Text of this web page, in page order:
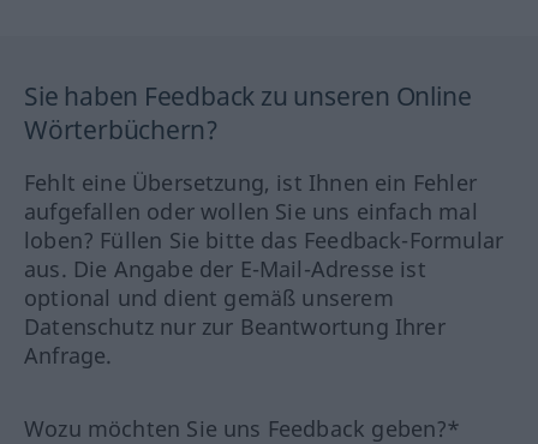
Sie haben Feedback zu unseren Online
Wörterbüchern?
Fehlt eine Übersetzung, ist Ihnen ein Fehler
aufgefallen oder wollen Sie uns einfach mal
loben? Füllen Sie bitte das Feedback-Formular
aus. Die Angabe der E-Mail-Adresse ist
optional und dient gemäß unserem
Datenschutz nur zur Beantwortung Ihrer
Anfrage.
Wozu möchten Sie uns Feedback geben?*